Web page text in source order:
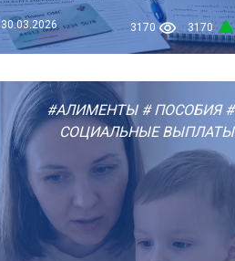
30.03.2026 3170 3170
#АЛИМЕНТЫ # ПОСОБИЯ #
СОЦИАЛЬНЫЕ ВЫПЛАТЫ